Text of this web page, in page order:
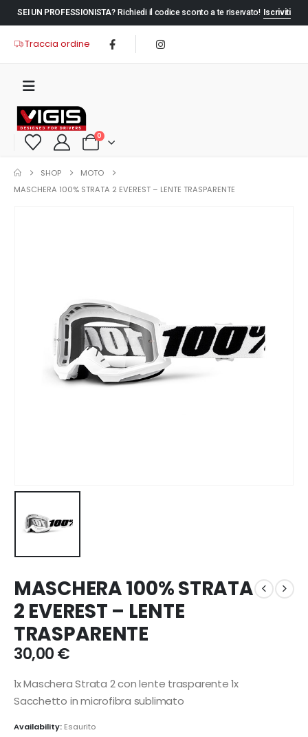
SEI UN PROFESSIONISTA? Richiedi il codice sconto a te riservato! Iscriviti
Traccia ordine
0
SHOP
MOTO
MASCHERA 100% STRATA 2 EVEREST – LENTE TRASPARENTE
MASCHERA 100% STRATA
2 EVEREST – LENTE
TRASPARENTE
30,00€
1x Maschera Strata 2 con lente trasparente 1x
Sacchetto in microfibra sublimato
Availability: Esaurito